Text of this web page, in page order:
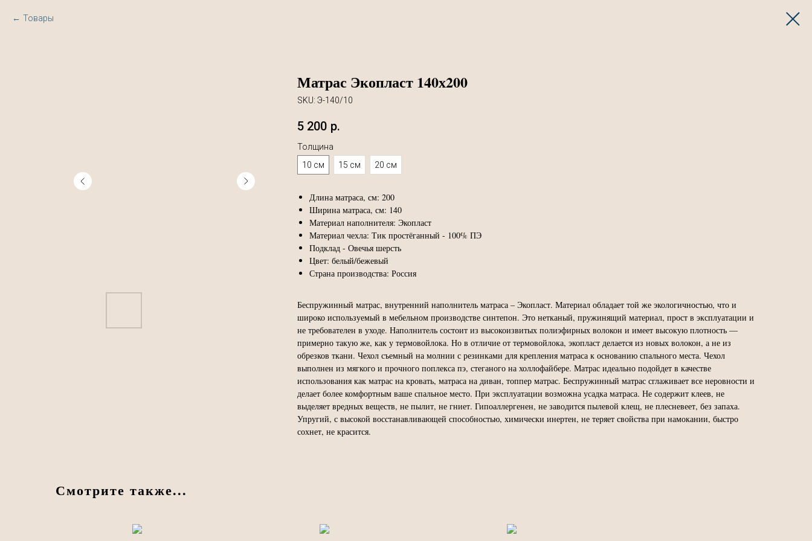
Товары
Матрас Экопласт 140х200
SKU: Э-140/10
5 200 р.
Толщина
10 см
15 см 20 см
Длина матраса, см: 200
Ширина матраса, см: 140
Материал наполнителя: Экопласт
Материал чехла: Тик простёганный - 100% ПЭ
Подклад - Овечья шерсть
Цвет: белый/бежевый
Страна производства: Россия
Беспружинный матрас, внутренний наполнитель матраса – Экопласт. Материал обладает той же экологичностью, что и
широко используемый в мебельном производстве синтепон. Это нетканый, пружинящий материал, прост в эксплуатации и
не требователен в уходе. Наполнитель состоит из высокоизвитых полиэфирных волокон и имеет высокую плотность —
примерно такую же, как у термовойлока. Но в отличие от термовойлока, экопласт делается из новых волокон, а не из
обрезков ткани. Чехол съемный на молнии с резинками для крепления матраса к основанию спального места. Чехол
выполнен из мягкого и прочного поплекса пэ, стеганого на холлофайбере. Матрас идеально подойдет в качестве
использования как матрас на кровать, матраса на диван, топпер матрас. Беспружинный матрас сглаживает все неровности и
делает более комфортным ваше спальное место. При эксплуатации возможна усадка матраса. Не содержит клеев, не
выделяет вредных веществ, не пылит, не гниет. Гипоаллергенен, не заводится пылевой клещ, не плесневеет, без запаха.
Упругий, с высокой восстанавливающей способностью, химически инертен, не теряет свойства при намокании, быстро
сохнет, не красится.
Смотрите также...